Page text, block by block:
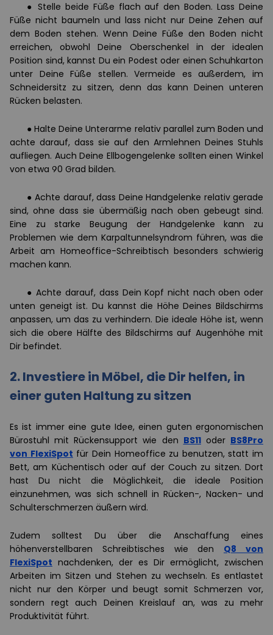
● Stelle beide Füße flach auf den Boden. Lass Deine
Füße nicht baumeln und lass nicht nur Deine Zehen auf
dem Boden stehen. Wenn Deine Füße den Boden nicht
erreichen, obwohl Deine Oberschenkel in der idealen
Position sind, kannst Du ein Podest oder einen Schuhkarton
unter Deine Füße stellen. Vermeide es außerdem, im
Schneidersitz zu sitzen, denn das kann Deinen unteren
Rücken belasten.
● Halte Deine Unterarme relativ parallel zum Boden und
achte darauf, dass sie auf den Armlehnen Deines Stuhls
aufliegen. Auch Deine Ellbogengelenke sollten einen Winkel
von etwa 90 Grad bilden.
● Achte darauf, dass Deine Handgelenke relativ gerade
sind, ohne dass sie übermäßig nach oben gebeugt sind.
Eine zu starke Beugung der Handgelenke kann zu
Problemen wie dem Karpaltunnelsyndrom führen, was die
Arbeit am Homeoffice-Schreibtisch besonders schwierig
machen kann.
● Achte darauf, dass Dein Kopf nicht nach oben oder
unten geneigt ist. Du kannst die Höhe Deines Bildschirms
anpassen, um das zu verhindern. Die ideale Höhe ist, wenn
sich die obere Hälfte des Bildschirms auf Augenhöhe mit
Dir befindet.
2.Investiere in Möbel, die Dir helfen, in
einer guten Haltung zu sitzen
Es ist immer eine gute Idee, einen guten ergonomischen
Bürostuhl mit Rückensupport wie den BS11oder BS8Pro
von FlexiSpot für Dein Homeoffice zu benutzen, statt im
Bett, am Küchentisch oder auf der Couch zu sitzen. Dort
hast Du nicht die Möglichkeit, die ideale Position
einzunehmen, was sich schnell in Rücken-, Nacken- und
Schulterschmerzen äußern wird.
Zudem solltest Du über die Anschaffung eines
höhenverstellbaren Schreibtisches wie den Q8 von
FlexiSpot nachdenken, der es Dir ermöglicht, zwischen
Arbeiten im Sitzen und Stehen zu wechseln. Es entlastet
nicht nur den Körper und beugt somit Schmerzen vor,
sondern regt auch Deinen Kreislauf an, was zu mehr
Produktivität führt.